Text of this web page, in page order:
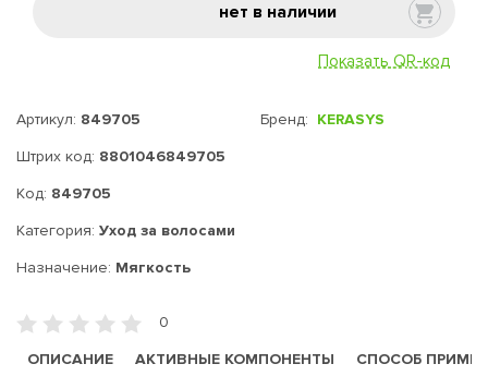
нет в наличии
Показать QR-код
Артикул: 849705
Штрих код: 8801046849705
Код: 849705
Бренд: KERASYS
Категория: Уход за волосами
Назначение: Мягкость
0
ОПИСАНИЕ
АКТИВНЫЕ КОМПОНЕНТЫ СПОСОБ